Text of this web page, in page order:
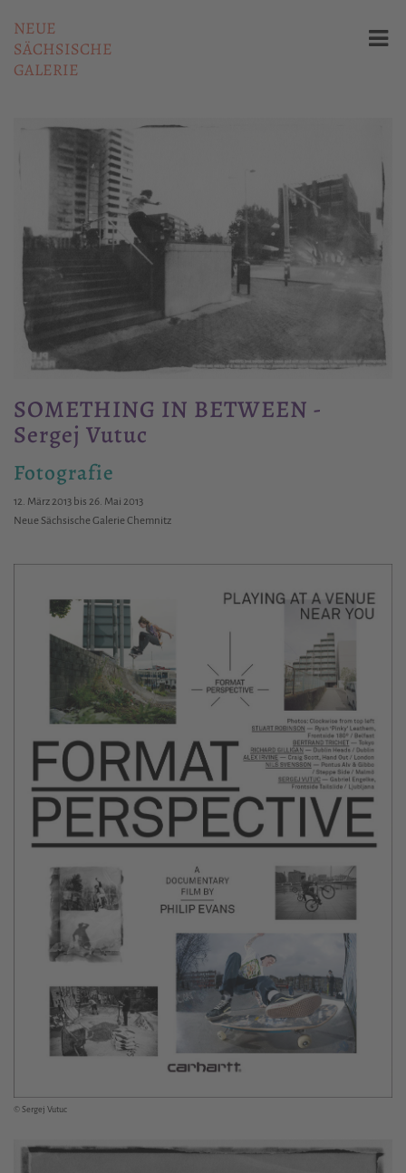
NEUE
SÄCHSISCHE
GALERIE
SOMETHING IN BETWEEN -
Sergej Vutuc
Fotografie
12. März 2013 bis 26. Mai 2013
Neue Sächsische Galerie Chemnitz
© Sergej Vutuc